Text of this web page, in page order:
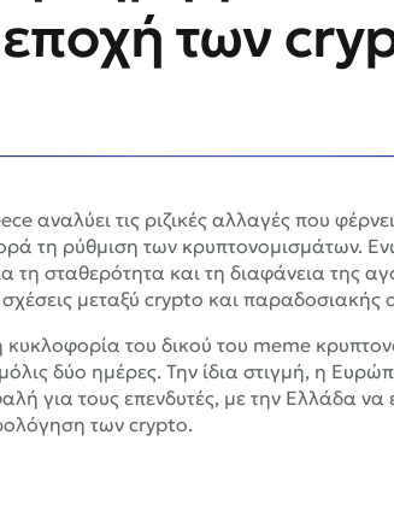
των
αναλύει τις ριζικές αλλαγές που
τη ρύθμιση των κρυπτονομισμάτων.
τη σταθερότητα και τη διαφάνεια της
μεταξύ crypto και παραδοσιακής
κυκλοφορία του δικού του meme
δύο ημέρες. Την ίδια στιγμή, η
για τους επενδυτές, με την Ελλάδα να
των crypto.